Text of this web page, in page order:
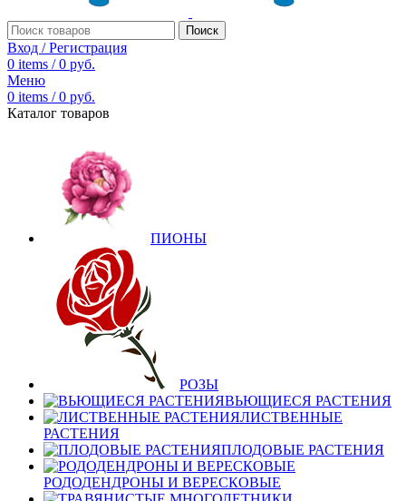
Поиск
Вход / Регистрация
0 items / 0 руб.
Меню
0 items / 0 руб.
Каталог товаров
ПИОНЫ
РОЗЫ
ВЬЮЩИЕСЯ РАСТЕНИЯ
ЛИСТВЕННЫЕ
РАСТЕНИЯ
ПЛОДОВЫЕ РАСТЕНИЯ
РОДОДЕНДРОНЫ И ВЕРЕСКОВЫЕ